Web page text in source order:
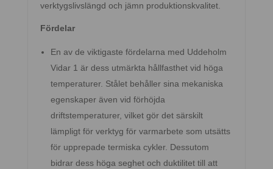
verktygslivslängd och jämn produktionskvalitet.
Fördelar
En av de viktigaste fördelarna med Uddeholm
Vidar 1 är dess utmärkta hållfasthet vid höga
temperaturer. Stålet behåller sina mekaniska
egenskaper även vid förhöjda
driftstemperaturer, vilket gör det särskilt
lämpligt för verktyg för varmarbete som utsätts
för upprepade termiska cykler. Dessutom
bidrar dess höga seghet och duktilitet till att